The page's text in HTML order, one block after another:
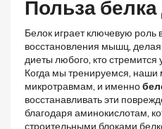
Польза
Белок играет ключевую роль
восстановления мышц,
диеты любого, кто
Когда мы тренируемся,
микротравмам, и именно
восстанавливать эти
благодаря аминокислотам,
строительными блоками